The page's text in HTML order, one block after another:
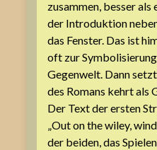
zusammen, besser
der Introduktion
das Fenster. Das ist
oft zur
Gegenwelt. Dann
des Romans kehrt als
Der Text der ersten
„Out on the wiley,
der beiden, das